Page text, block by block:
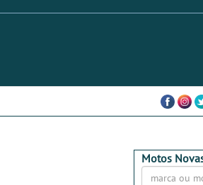
Motos